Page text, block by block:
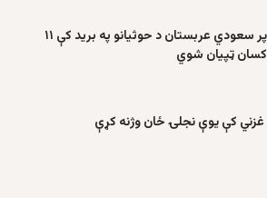
پر سعودي عربستان د حوثیانو په برید کې ۱۱
کسان ټپیان شوي
غزني کې یوې نجلۍ ځان وژنه کړې